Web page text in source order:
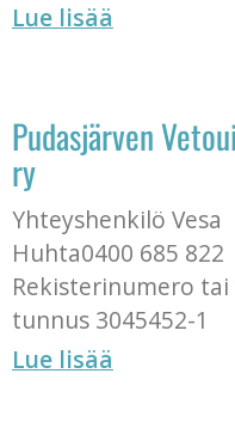
Lue lisää
Pudasjärven
ry
Yhteyshenkilö Vesa
Huhta0400 685 822
Rekisterinumero tai
tunnus 3045452-1
Lue lisää